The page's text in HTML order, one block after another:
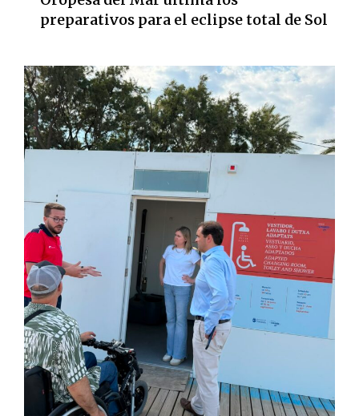
preparativos para el eclipse total de Sol